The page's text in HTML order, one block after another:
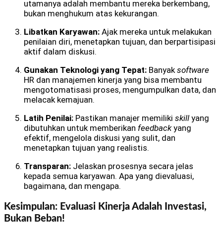
utamanya adalah membantu mereka berkembang,
bukan menghukum atas kekurangan.
Libatkan Karyawan: Ajak mereka untuk melakukan
penilaian diri, menetapkan tujuan, dan berpartisipasi
aktif dalam diskusi.
Gunakan Teknologi yang Tepat: Banyak software
HR dan manajemen kinerja yang bisa membantu
mengotomatisasi proses, mengumpulkan data, dan
melacak kemajuan.
Latih Penilai: Pastikan manajer memiliki skill yang
dibutuhkan untuk memberikan feedbackyang
efektif, mengelola diskusi yang sulit, dan
menetapkan tujuan yang realistis.
Transparan: Jelaskan prosesnya secara jelas
kepada semua karyawan. Apa yang dievaluasi,
bagaimana, dan mengapa.
Kesimpulan: Evaluasi Kinerja Adalah Investasi,
Bukan Beban!